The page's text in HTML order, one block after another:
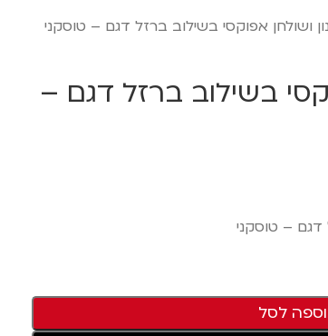
ושולחן אפוקסי בשילוב ברזל דגם – טוסקני
בשילוב ברזל דגם –
דגם – טוסקני
לסל